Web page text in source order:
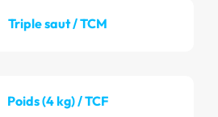
Triple saut / TCM
Poids (4 kg) / TCF